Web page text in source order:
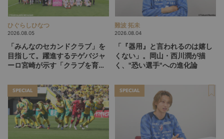
ひぐらしひなつ
2026.08.05
「みんなのセカンドクラブ」を
目指して。躍進するテゲバジャ
ーロ宮崎が示す「クラブを育て
難波 拓未
2026.08.04
「『器用』と言われるのは嬉し
くない」。岡山・西川潤が描
く、"恐い選手"への進化論
SPECIAL SPECIAL